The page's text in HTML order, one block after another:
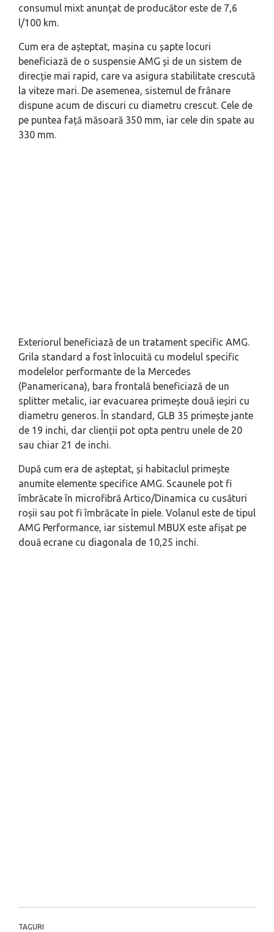
consumul mixt anunțat de producător este de 7,6
l/100 km.
Cum era de așteptat, mașina cu șapte locuri
beneficiază de o suspensie AMG și de un sistem de
direcție mai rapid, care va asigura stabilitate crescută
la viteze mari. De asemenea, sistemul de frânare
dispune acum de discuri cu diametru crescut. Cele de
pe puntea față măsoară 350 mm, iar cele din spate au
330 mm.
Exteriorul beneficiază de un tratament specific AMG.
Grila standard a fost înlocuită cu modelul specific
modelelor performante de la Mercedes
(Panamericana), bara frontală beneficiază de un
splitter metalic, iar evacuarea primește două ieșiri cu
diametru generos. În standard, GLB 35 primește jante
de 19 inchi, dar clienții pot opta pentru unele de 20
sau chiar 21 de inchi.
După cum era de așteptat, și habitaclul primește
anumite elemente specifice AMG. Scaunele pot fi
îmbrăcate în microfibră Artico/Dinamica cu cusături
roșii sau pot fi îmbrăcate în piele. Volanul este de tipul
AMG Performance, iar sistemul MBUX este afișat pe
două ecrane cu diagonala de 10,25 inchi.
TAGURI